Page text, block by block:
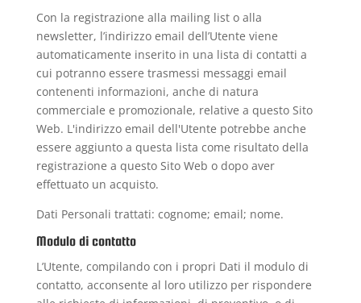
Con la registrazione alla mailing list o alla
newsletter, l’indirizzo email dell’Utente viene
automaticamente inserito in una lista di contatti a
cui potranno essere trasmessi messaggi email
contenenti informazioni, anche di natura
commerciale e promozionale, relative a questo Sito
Web. L'indirizzo email dell'Utente potrebbe anche
essere aggiunto a questa lista come risultato della
registrazione a questo Sito Web o dopo aver
effettuato un acquisto.
Dati Personali trattati: cognome; email; nome.
Modulo di contatto
L’Utente, compilando con i propri Dati il modulo di
contatto, acconsente al loro utilizzo per rispondere